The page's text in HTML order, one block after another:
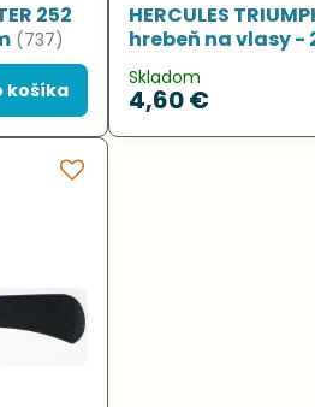
252
(737)
košíka
HERCULES
hrebeň na vlasy -
Skladom
4,60 €